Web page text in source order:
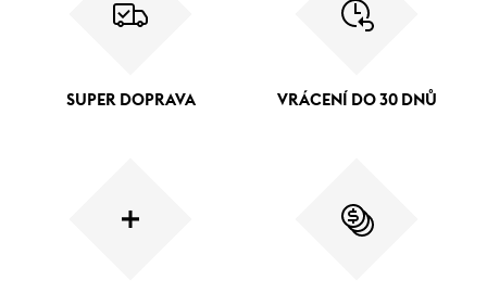
SUPER DOPRAVA VRÁCENÍ DO 30 DNŮ